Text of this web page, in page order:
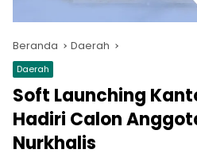
Beranda Daerah
Daerah
Soft Launching
Hadiri Calon
Nurkhalis